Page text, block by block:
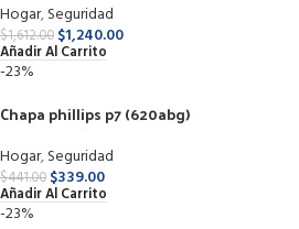
Hogar,Seguridad
$1,612.00 $1,240.00
Añadir Al Carrito
-23%
Chapa phillips p7 (620abg)
Hogar,Seguridad
$441.00 $339.00
Añadir Al Carrito
-23%